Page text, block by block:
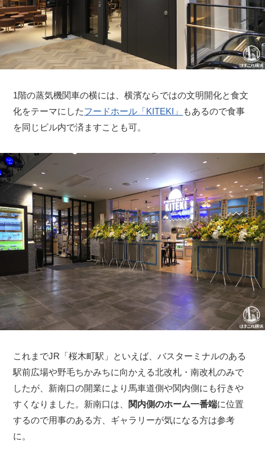
1階の蒸気機関車の横には、横濱ならではの文明開化と食文
化をテーマにしたフードホール「KITEKI」
もあるので食事
を同じビル内で済ますことも可。
これまでJR「桜木町駅」といえば、バスターミナルのある
駅前広場や野毛ちかみちに向かえる北改札・南改札のみで
したが、新南口の開業により馬車道側や関内側にも行きや
すくなりました。新南口は、 関内側のホーム一番端に位置
するので用事のある方、ギャラリーが気になる方は参考
に。